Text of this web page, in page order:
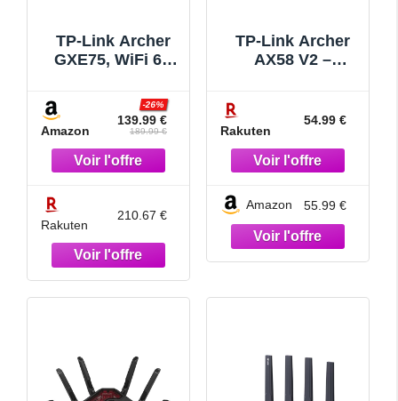
TP-Link Archer
GXE75, WiFi 6E
Tri-Bande
5400Mbps,
Accélération
Exclusive pour
Les Jeux,
Dédié, Éclairage
RVB, Port 2.5G,
Port USB 3.0,
QoS, EasyMesh
Amazon
139.99 €
-26%
189.99 €
Rakuten
210.67 €
TP-Link Archer
AX58 V2 –
ports – 1GbE –
Wi-Fi 6 – Bi-
bande
Rakuten
54.99 €
Amazon 55.99 €